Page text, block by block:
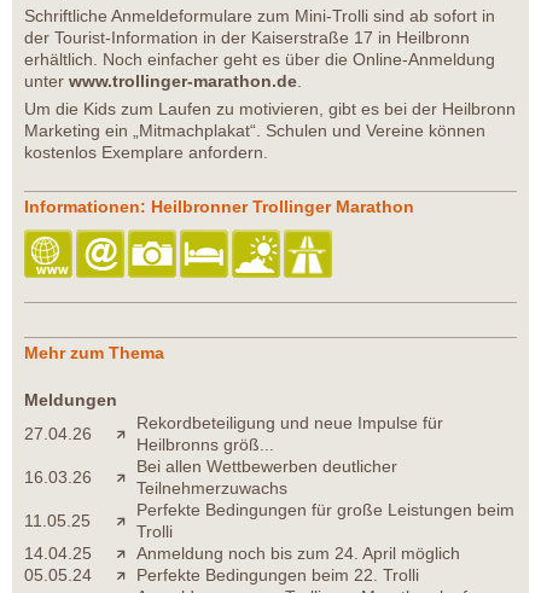
Schriftliche Anmeldeformulare zum Mini-Trolli sind ab sofort in
der Tourist-Information in der Kaiserstraße 17 in Heilbronn
erhältlich. Noch einfacher geht es über die Online-Anmeldung
unter www.trollinger-marathon.de.
Um die Kids zum Laufen zu motivieren, gibt es bei der Heilbronn
Marketing ein „Mitmachplakat“. Schulen und Vereine können
kostenlos Exemplare anfordern.
Informationen: Heilbronner Trollinger Marathon
Mehr zum Thema
Meldungen
27.04.26
Rekordbeteiligung und neue Impulse für
Heilbronns größ...
16.03.26
Bei allen Wettbewerben deutlicher
Teilnehmerzuwachs
11.05.25
Perfekte Bedingungen für große Leistungen beim
Trolli
14.04.25
Anmeldung noch bis zum 24. April möglich
05.05.24
Perfekte Bedingungen beim 22. Trolli